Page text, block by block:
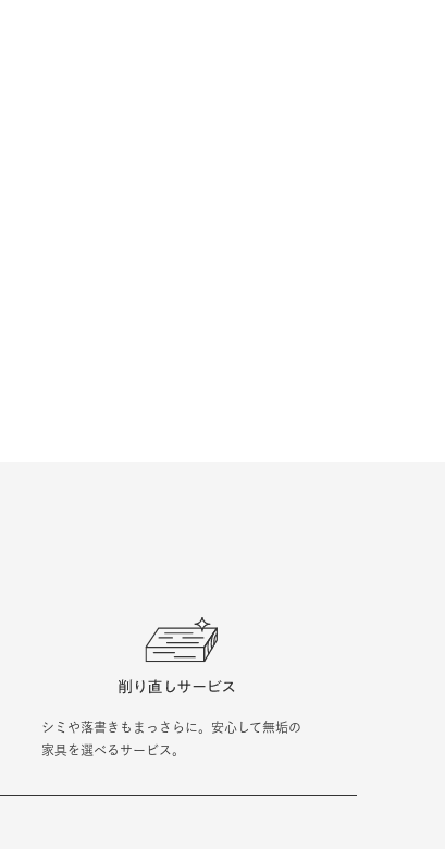
シミや落書きもまっさらに。安心して無垢の
家具を選べるサービス。